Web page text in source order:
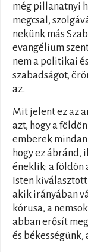
még pillanatnyi
megcsal,
nekünk más
evangélium
nem a politikai
szabadságot,
az.
Mit jelent ez az
azt, hogy a
emberek
hogy ez ábránd,
éneklik: a földön
Isten kiválasztott
akik irányában
kórusa, a
abban erősít
és